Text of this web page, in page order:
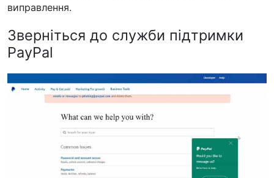
виправлення.
Зверніться до служби підтримки
PayPal